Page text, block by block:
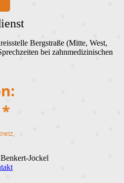
Bergstraße (Mitte, West,
bei zahnmedizinischen
Jockel